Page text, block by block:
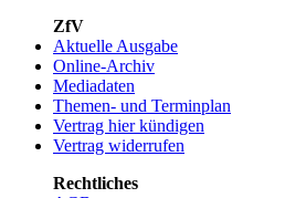
ZfV
Aktuelle Ausgabe
Online-Archiv
Mediadaten
Themen- und Terminplan
Vertrag hier kündigen
Vertrag widerrufen
Rechtliches